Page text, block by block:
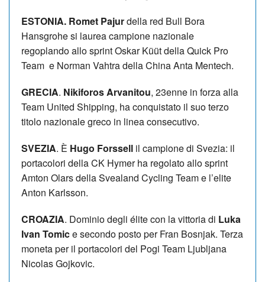
ESTONIA. Romet Pajurdella red Bull Bora
Hansgrohe si laurea campione nazionale
regoplando allo sprint Oskar Küüt della Quick Pro
Team e Norman Vahtra della China Anta Mentech.
GRECIA. Nikiforos Arvanitou, 23enne in forza alla
Team United Shipping, ha conquistato il suo terzo
titolo nazionale greco in linea consecutivo.
SVEZIA. È Hugo Forssell il campione di Svezia: il
portacolori della CK Hymer ha regolato allo sprint
Amton Olars della Svealand Cycling Team e l’elite
Anton Karlsson.
CROAZIA. Dominio degli élite con la vittoria di Luka
Ivan Tomice secondo posto per Fran Bosnjak. Terza
moneta per il portacolori del Pogi Team Ljubljana
Nicolas Gojkovic.